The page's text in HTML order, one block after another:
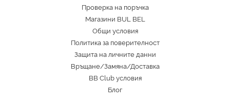
Проверка на поръчка
Магазини BUL BEL
Oбщи условия
Политика за поверителност
Защита на личните данни
Връщане/Замяна/Доставка
BB Club условия
Блог